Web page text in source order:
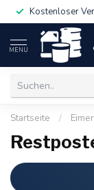
Kostenloser
MENU
Startseite /